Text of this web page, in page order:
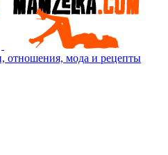
отношения, мода и рецепты